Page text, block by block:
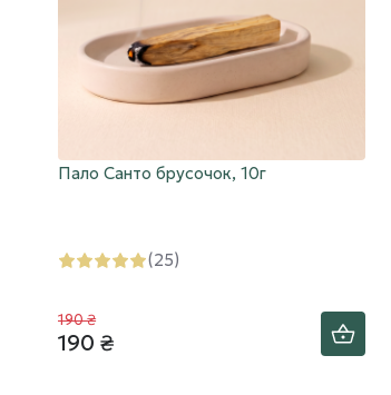
Пало Санто брусочок, 10г
(25)
190 ₴
190 ₴